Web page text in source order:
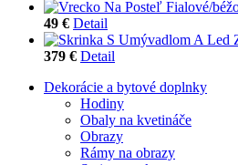
49 € Detail
379 € Detail
Dekorácie a bytové doplnky
Hodiny
Obaly na kvetináče
Obrazy
Rámy na obrazy